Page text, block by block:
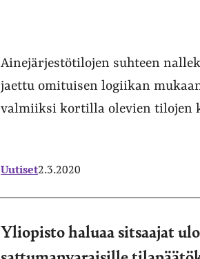
Ainejärjestötilojen suhteen
jaettu omituisen logiikan
valmiiksi kortilla olevien tilojen
Uutiset2.3.2020
Yliopisto haluaa sitsaajat